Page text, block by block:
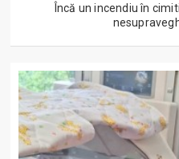
Încă un incendiu în